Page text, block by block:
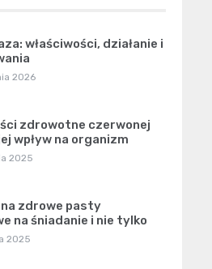
właściwości, działanie i
2026
zdrowotne czerwonej
wpływ na organizm
2025
zdrowe pasty
na śniadanie i nie tylko
2025